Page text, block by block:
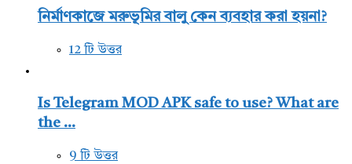
নির্মাণকাজে মরুভূমির বালু কেন ব্যবহার করা হয়না?
12 টি উত্তর
Is Telegram MOD APK safe to use? What are
the ...
9 টি উত্তর